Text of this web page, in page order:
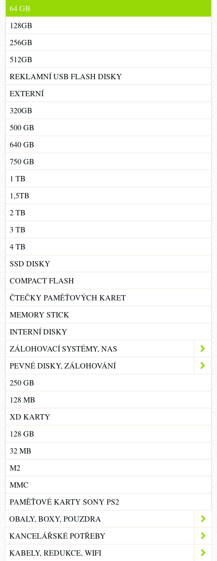
64 GB
128GB
256GB
512GB
REKLAMNÍ USB FLASH DISKY
EXTERNÍ
320GB
500 GB
640 GB
750 GB
1 TB
1,5TB
2 TB
3 TB
4 TB
SSD DISKY
COMPACT FLASH
ČTEČKY PAMĚŤOVÝCH KARET
MEMORY STICK
INTERNÍ DISKY
ZÁLOHOVACÍ SYSTÉMY, NAS
PEVNÉ DISKY, ZÁLOHOVÁNÍ
250 GB
128 MB
XD KARTY
128 GB
32 MB
M2
MMC
PAMĚŤOVÉ KARTY SONY PS2
OBALY, BOXY, POUZDRA
KANCELÁŘSKÉ POTŘEBY
KABELY, REDUKCE, WIFI